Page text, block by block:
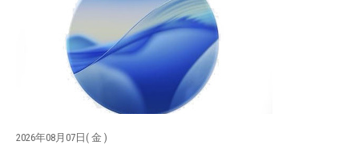
2026年08月07日( 金 )